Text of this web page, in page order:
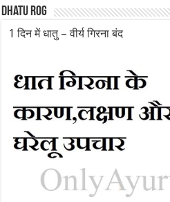
Dhatu rog
1 दिन में धातु – वीर्य गिरना बंद